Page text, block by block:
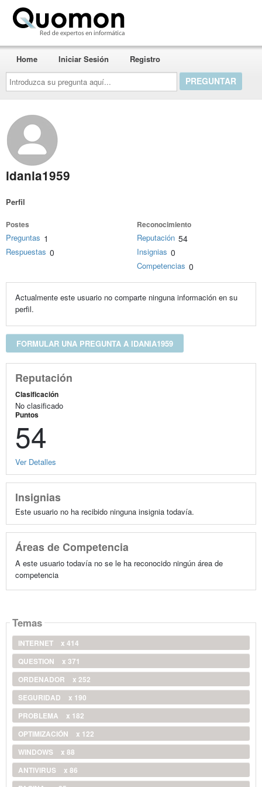
Introduzca
su
pregunta
aquí...
Home Iniciar Sesión Registro
idania1959
Perfil
Postes
Preguntas 1
Respuestas 0
Reconocimiento
Reputación 54
Insignias 0
Competencias 0
Actualmente este usuario no comparte ninguna información en su
perfil.
FORMULAR UNA PREGUNTA A IDANIA1959
Reputación
Clasificación
No clasificado
Puntos
54
Ver Detalles
Insignias
Este usuario no ha recibido ninguna insignia todavía.
Áreas de Competencia
A este usuario todavía no se le ha reconocido ningún área de
competencia
Temas
INTERNET
x 414
QUESTION
x 371
ORDENADOR
x 252
SEGURIDAD
x 190
PROBLEMA
x 182
OPTIMIZACIÓN
x 122
WINDOWS
x 88
ANTIVIRUS
x 86